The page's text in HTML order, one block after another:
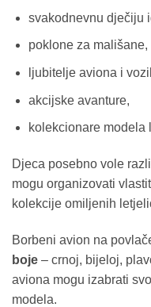
svakodnevnu dječiju
poklone za mališane,
ljubitelje aviona i
akcijske avanture,
kolekcionare modela
Djeca posebno vole
mogu organizovati
kolekcije omiljenih
Borbeni avion na
boje – crnoj, bijeloj,
aviona mogu izabrati
modela.